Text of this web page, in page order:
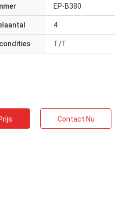
EP-B380
4
T/T
Contact Nu